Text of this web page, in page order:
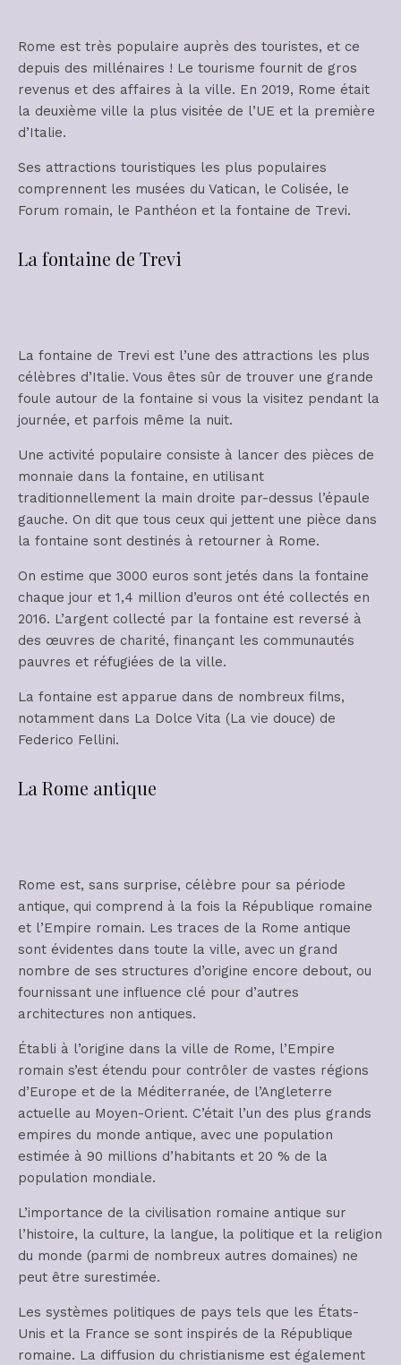
Rome est très populaire auprès des touristes, et ce
depuis des millénaires ! Le tourisme fournit de gros
revenus et des affaires à la ville. En 2019, Rome était
la deuxième ville la plus visitée de l’UE et la première
d’Italie.
Ses attractions touristiques les plus populaires
comprennent les musées du Vatican, le Colisée, le
Forum romain, le Panthéon et la fontaine de Trevi.
La fontaine de Trevi
La fontaine de Trevi est l’une des attractions les plus
célèbres d’Italie. Vous êtes sûr de trouver une grande
foule autour de la fontaine si vous la visitez pendant la
journée, et parfois même la nuit.
Une activité populaire consiste à lancer des pièces de
monnaie dans la fontaine, en utilisant
traditionnellement la main droite par-dessus l’épaule
gauche. On dit que tous ceux qui jettent une pièce dans
la fontaine sont destinés à retourner à Rome.
On estime que 3000 euros sont jetés dans la fontaine
chaque jour et 1,4 million d’euros ont été collectés en
2016. L’argent collecté par la fontaine est reversé à
des œuvres de charité, finançant les communautés
pauvres et réfugiées de la ville.
La fontaine est apparue dans de nombreux films,
notamment dans La Dolce Vita (La vie douce) de
Federico Fellini.
La Rome antique
Rome est, sans surprise, célèbre pour sa période
antique, qui comprend à la fois la République romaine
et l’Empire romain. Les traces de la Rome antique
sont évidentes dans toute la ville, avec un grand
nombre de ses structures d’origine encore debout, ou
fournissant une influence clé pour d’autres
architectures non antiques.
Établi à l’origine dans la ville de Rome, l’Empire
romain s’est étendu pour contrôler de vastes régions
d’Europe et de la Méditerranée, de l’Angleterre
actuelle au Moyen-Orient. C’était l’un des plus grands
empires du monde antique, avec une population
estimée à 90 millions d’habitants et 20 % de la
population mondiale.
L’importance de la civilisation romaine antique sur
l’histoire, la culture, la langue, la politique et la religion
du monde (parmi de nombreux autres domaines) ne
peut être surestimée.
Les systèmes politiques de pays tels que les États-
Unis et la France se sont inspirés de la République
romaine. La diffusion du christianisme est également